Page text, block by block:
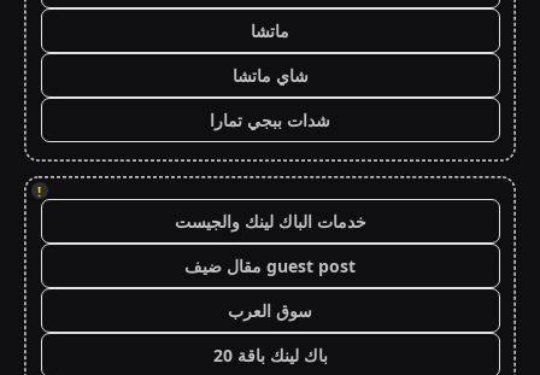
ماتشا
شاي ماتشا
شدات ببجي تمارا
!
خدمات الباك لينك والجيست
guest post مقال ضيف
سوق العرب
باك لينك باقة 20